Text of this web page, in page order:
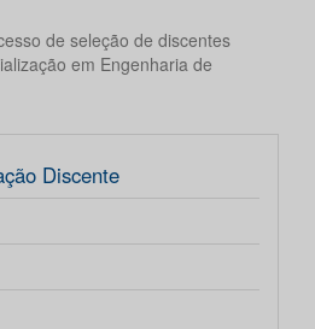
de seleção de discentes
em Engenharia de
Discente